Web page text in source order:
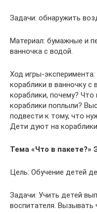
Задачи: обнаружить
Материал: бумажные и
ванночка с водой.
Ход игры-
кораблики в ванночку с
кораблики, почему?
кораблики поплыли?
подвести к тому, что
Дети дуют на
Тема «Что в пакете?»
Цель: Обучение детей
Задачи: Учить детей
воспитателя. Вызывать